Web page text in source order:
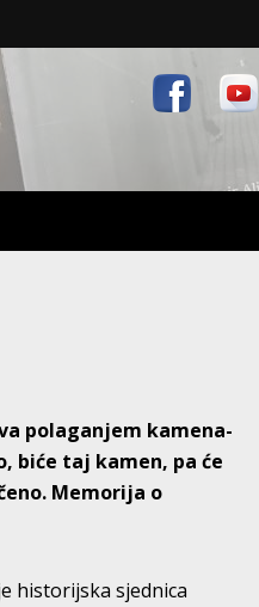
polaganjem kamena-
biće taj kamen, pa će
Memorija o
historijska sjednica